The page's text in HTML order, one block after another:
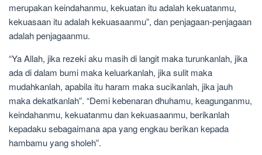
merupakan keindahanmu, kekuatan itu adalah kekuatanmu,
kekuasaan itu adalah kekuasaanmu”, dan penjagaan-penjagaan
adalah penjagaanmu.
“Ya Allah, jika rezeki aku masih di langit maka turunkanlah, jika
ada di dalam bumi maka keluarkanlah, jika sulit maka
mudahkanlah, apabila itu haram maka sucikanlah, jika jauh
maka dekatkanlah”. “Demi kebenaran dhuhamu, keagunganmu,
keindahanmu, kekuatanmu dan kekuasaanmu, berikanlah
kepadaku sebagaimana apa yang engkau berikan kepada
hambamu yang sholeh”.